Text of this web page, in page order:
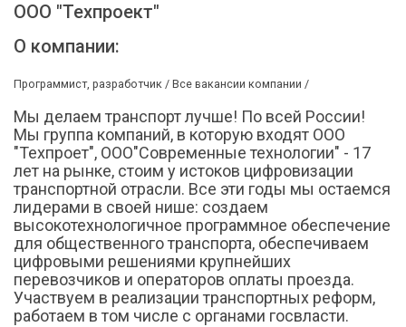
ООО "Техпроект"
О компании:
Программист, разработчик / Все вакансии компании /
Мы делаем транспорт лучше! По всей России!
Мы группа компаний, в которую входят ООО
"Техпроет", ООО"Современные технологии" - 17
лет на рынке, стоим у истоков цифровизации
транспортной отрасли. Все эти годы мы остаемся
лидерами в своей нише: создаем
высокотехнологичное программное обеспечение
для общественного транспорта, обеспечиваем
цифровыми решениями крупнейших
перевозчиков и операторов оплаты проезда.
Участвуем в реализации транспортных реформ,
работаем в том числе с органами госвласти.